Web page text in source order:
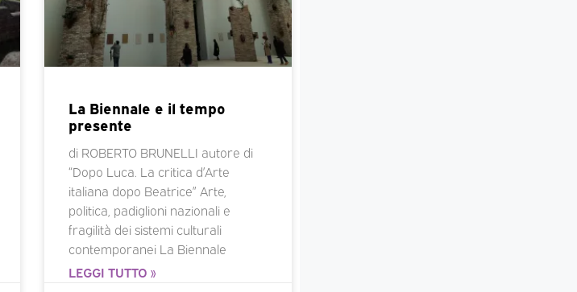
La Biennale e il tempo
presente
di ROBERTO BRUNELLI autore di
“Dopo Luca. La critica d’Arte
italiana dopo Beatrice” Arte,
politica, padiglioni nazionali e
fragilità dei sistemi culturali
contemporanei La Biennale
LEGGI TUTTO »